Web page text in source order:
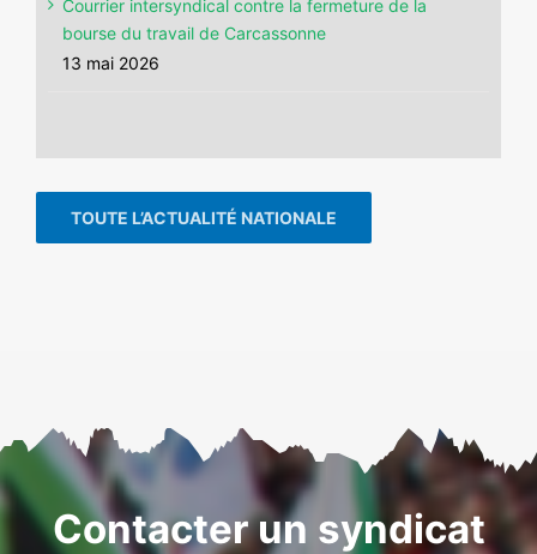
Courrier intersyndical contre la fermeture de la
bourse du travail de Carcassonne
13 mai 2026
TOUTE L’ACTUALITÉ NATIONALE
Contacter un syndicat